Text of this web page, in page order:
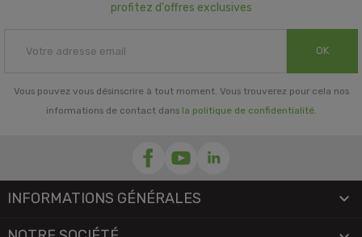
profitez d'offres exclusives
OK
Vous pouvez vous désinscrire à tout moment. Vous trouverez pour cela nos
informations de contact dans la politique de confidentialité.
INFORMATIONS GÉNÉRALES 